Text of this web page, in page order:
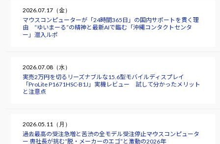
2026.07.17（金）
マウスコンピューターが「24時間365日」の国内サポートを貫く理
由 “ゆいまーる”の精神と最新AIで臨む「沖縄コンタクトセンタ
ー」潜入ルポ
2026.07.08（水）
実売2万円を切るリーズナブルな15.6型モバイルディスプレイ
「ProLite P1671HSC-B1J」実機レビュー 試して分かったメリット
と注意点
2026.05.11（月）
過去最高の受注急増と苦渋の全モデル受注停止――マウスコンピュータ
ー 軣社長が挑む“脱・メーカーのエゴ”と激動の2026年